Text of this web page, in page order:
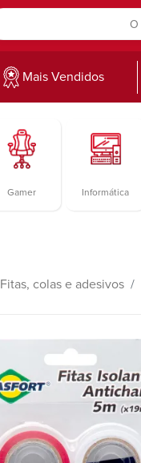
Mais Vendidos
Gamer Informática
Fitas, colas e adesivos